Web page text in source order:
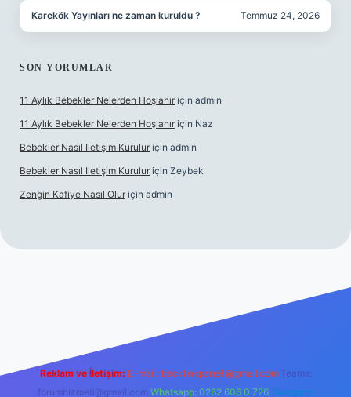
Karekök Yayınları ne zaman kuruldu ? Temmuz 24, 2026
SON YORUMLAR
11 Aylık Bebekler Nelerden Hoşlanır için admin
11 Aylık Bebekler Nelerden Hoşlanır için Naz
Bebekler Nasıl Iletişim Kurulur için admin
Bebekler Nasıl Iletişim Kurulur için Zeybek
Zengin Kafiye Nasıl Olur için admin
Reklam ve İletişim: E-mail: backlinkpaneli@gmail.com Teams:
forumhizmeti@gmail.com Whatsapp: 0262 606 0 726 Telegram: